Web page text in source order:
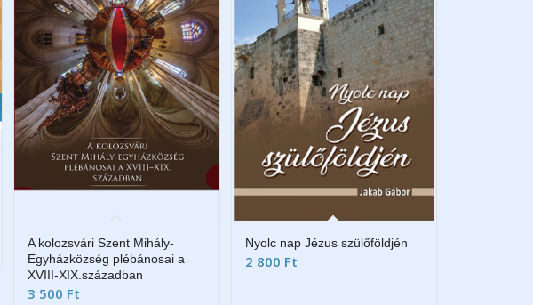
A kolozsvári Szent Mihály-
Egyházközség plébánosai a
XVIII-XIX.században
3 500 Ft
Nyolc nap Jézus szülőföldjén
2 800 Ft